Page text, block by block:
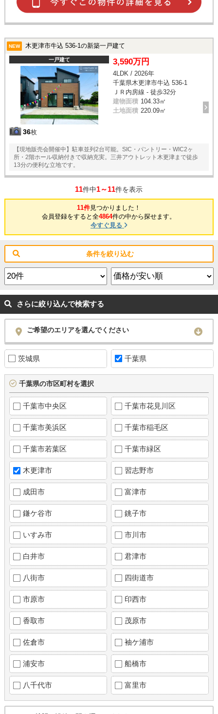
NEW 木更津市牛込 536-1の新築一戸建て
一戸建て
36枚
3,590万円
4LDK / 2026年
千葉県木更津市牛込 536-1
ＪＲ内房線 - 徒歩32分
建物面積 104.33㎡
土地面積 220.09㎡
【現地販売会開催中】駐車並列2台可能。SIC・パントリー・WIC2ヶ
所・2階ホール収納付きで収納充実。三井アウトレット木更津まで徒歩
13分の便利な立地です。
11件中1～11件を表示
11件見つかりました！
会員登録をすると全4864件の中から探せます。
今すぐ見る
条件を絞り込む
さらに絞り込んで検索する
ご希望のエリアを選んでください
茨城県 千葉県
千葉県の市区町村を選択
千葉市中央区 千葉市花見川区
千葉市美浜区 千葉市稲毛区
千葉市若葉区 千葉市緑区
木更津市 習志野市
成田市 富津市
鎌ケ谷市 銚子市
いすみ市 市川市
白井市 君津市
八街市 四街道市
市原市 印西市
香取市 茂原市
佐倉市 袖ケ浦市
浦安市 船橋市
八千代市 富里市